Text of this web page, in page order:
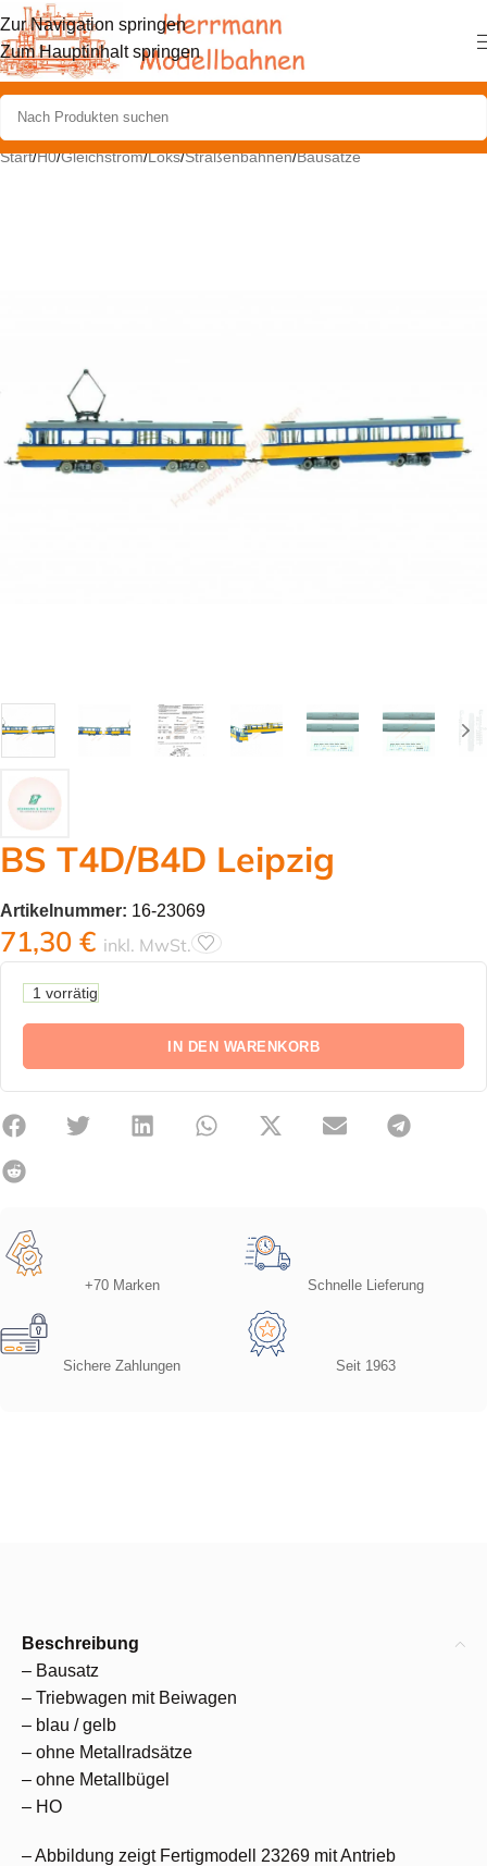
Zur Navigation springen
Zum Hauptinhalt springen
Start/H0/Gleichstrom/Loks/Straßenbahnen/Bausätze
BS T4D/B4D Leipzig
Artikelnummer: 16-23069
71,30 € inkl. MwSt.
1 vorrätig
IN DEN WARENKORB
+70 Marken Schnelle Lieferung
Sichere Zahlungen Seit 1963
Beschreibung
– Bausatz
– Triebwagen mit Beiwagen
– blau / gelb
– ohne Metallradsätze
– ohne Metallbügel
– HO
– Abbildung zeigt Fertigmodell 23269 mit Antrieb